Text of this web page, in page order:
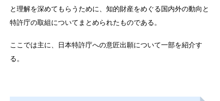
と理解を深めてもらうために、知的財産をめぐる国内外の動向と
特許庁の取組についてまとめられたものである。
ここでは主に、日本特許庁への意匠出願について一部を紹介す
る。